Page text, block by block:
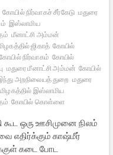
கோயில் நிர்வாகச் சீர்கேடு மதுரை
இஸ்லாமிய
மீனாட்சி அம்மன்
ஜிகாத் கோயில்
நிர்வாகம் கோயில்
மதுரை மீனாட்சி அம்மன் கோயில்
அறநிலையத் துறை மதுரை
இஸ்லாமிய
கோயில் கொள்ளை
ஒரு ஊசிமுனை நிலம்
எதிர்க்கும் காஷ்மீர்
கடை போட